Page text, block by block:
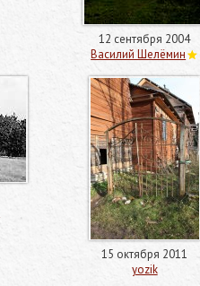
12 сентября 2004
Василий Шелёмин
15 октября 2011
yozik